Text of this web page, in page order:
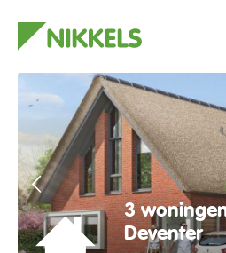
3
Deventer